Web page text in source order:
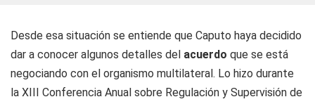
Desde esa situación se entiende que Caputo haya decidido
dar a conocer algunos detalles del acuerdo que se está
negociando con el organismo multilateral. Lo hizo durante
la XIII Conferencia Anual sobre Regulación y Supervisión de